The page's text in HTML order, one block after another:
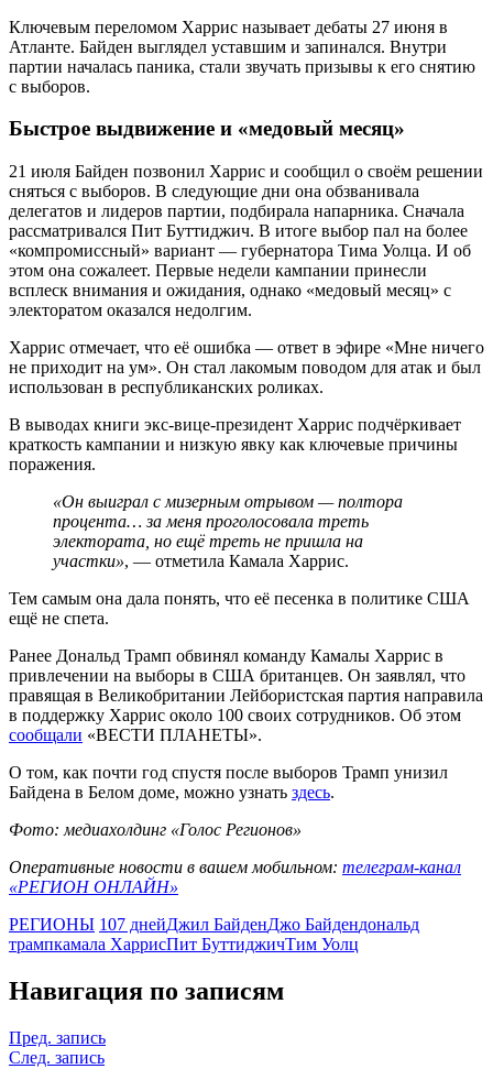
Ключевым переломом Харрис называет дебаты 27 июня в
Атланте. Байден выглядел уставшим и запинался. Внутри
партии началась паника, стали звучать призывы к его снятию
с выборов.
Быстрое выдвижение и «медовый месяц»
21 июля Байден позвонил Харрис и сообщил о своём решении
сняться с выборов. В следующие дни она обзванивала
делегатов и лидеров партии, подбирала напарника. Сначала
рассматривался Пит Буттиджич. В итоге выбор пал на более
«компромиссный» вариант — губернатора Тима Уолца. И об
этом она сожалеет. Первые недели кампании принесли
всплеск внимания и ожидания, однако «медовый месяц» с
электоратом оказался недолгим.
Харрис отмечает, что её ошибка — ответ в эфире «Мне ничего
не приходит на ум». Он стал лакомым поводом для атак и был
использован в республиканских роликах.
В выводах книги экс-вице-президент Харрис подчёркивает
краткость кампании и низкую явку как ключевые причины
поражения.
«Он выиграл с мизерным отрывом — полтора
процента… за меня проголосовала треть
электората, но ещё треть не пришла на
участки», — отметила Камала Харрис.
Тем самым она дала понять, что её песенка в политике США
ещё не спета.
Ранее Дональд Трамп обвинял команду Камалы Харрис в
привлечении на выборы в США британцев. Он заявлял, что
правящая в Великобритании Лейбористская партия направила
в поддержку Харрис около 100 своих сотрудников. Об этом
сообщали «ВЕСТИ ПЛАНЕТЫ».
О том, как почти год спустя после выборов Трамп унизил
Байдена в Белом доме, можно узнать здесь.
Фото: медиахолдинг «Голос Регионов»
Оперативные новости в вашем мобильном: телеграм-канал
«РЕГИОН ОНЛАЙН»
РЕГИОНЫ 107 днейДжил БайденДжо Байдендональд
трампкамала ХаррисПит БуттиджичТим Уолц
Навигация по записям
Пред. запись
След. запись